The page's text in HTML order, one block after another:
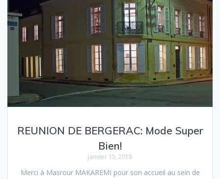
REUNION DE BERGERAC: Mode Super
Bien!
janvier 15, 2018
Merci à Masrour MAKAREMI pour son accueil au sein de